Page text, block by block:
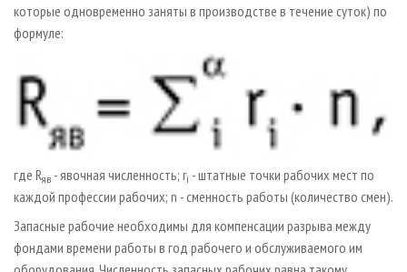
которые одновременно заняты в производстве в течение суток) по
формуле:
где Rяв - явочная численность; ri - штатные точки рабочих мест по
каждой профессии рабочих; n - сменность работы (количество смен).
Запасные рабочие необходимы для компенсации разрыва между
фондами времени работы в год рабочего и обслуживаемого им